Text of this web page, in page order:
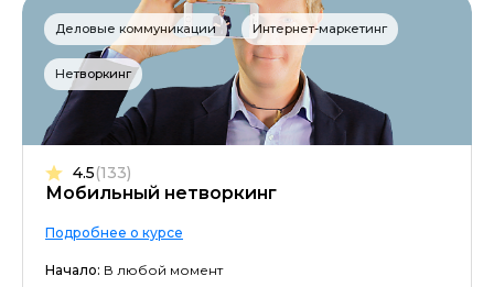
Деловые коммуникации Интернет-маркетинг
Нетворкинг
Мобильный нетворкинг
4.5(133)
Подробнее о курсе
Начало: В любой момент